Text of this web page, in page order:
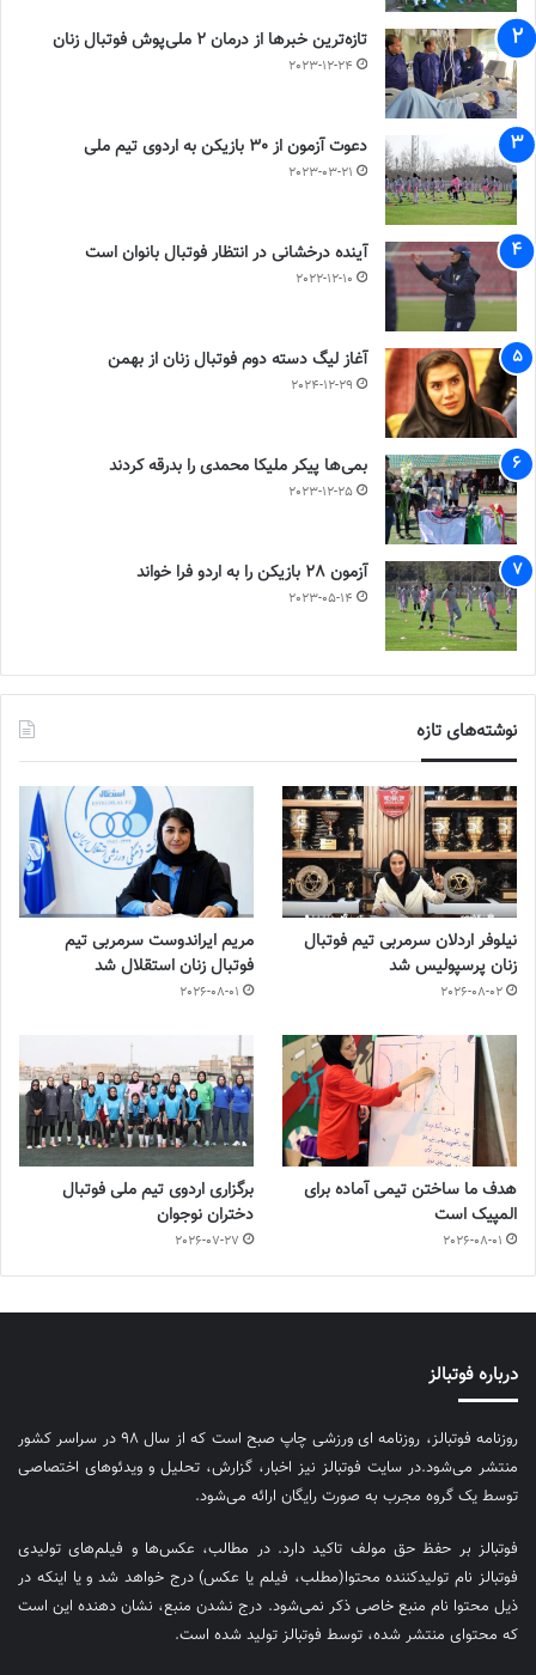
تازه‌ترین خبرها از درمان ۲ ملی‌پوش فوتبال زنان
2023-12-24
دعوت آزمون از 30 بازیکن به اردوی تیم ملی
2023-03-21
آینده درخشانی در انتظار فوتبال بانوان است
2022-12-10
آغاز لیگ دسته دوم فوتبال زنان از بهمن
2024-12-29
بمی‌ها پیکر ملیکا محمدی را بدرقه کردند
2023-12-25
آزمون 28 بازیکن را به اردو فرا خواند
2023-05-14
نوشته‌های تازه
نیلوفر اردلان سرمربی تیم فوتبال
زنان پرسپولیس شد
2026-08-02
مریم ایراندوست سرمربی تیم
فوتبال زنان استقلال شد
2026-08-01
هدف ما ساختن تیمی آماده برای
المپیک است
2026-08-01
برگزاری اردوی تیم ملی فوتبال
دختران نوجوان
2026-07-27
درباره فوتبالز
روزنامه فوتبالز، روزنامه ای ورزشی چاپ صبح است که از سال ۹۸ در سراسر کشور
منتشر می‌شود.در سایت فوتبالز نیز اخبار، گزارش، تحلیل و ویدئوهای اختصاصی
توسط یک گروه مجرب به صورت رایگان ارائه می‌شود.
فوتبالز بر حفظ حق مولف تاکید دارد. در مطالب، عکس‌ها و فیلم‌های تولیدی
فوتبالز نام تولیدکننده محتوا(مطلب، فیلم یا عکس) درج خواهد شد و یا اینکه در
ذیل محتوا نام منبع خاصی ذکر نمی‌‎شود. درج نشدن منبع، نشان دهنده این است
که محتوای منتشر شده، توسط فوتبالز تولید شده است.